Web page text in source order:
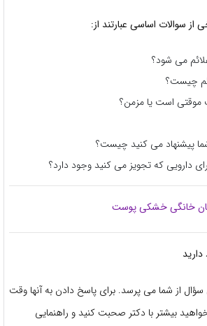
از سوالات اساسی عبارتند از:
می شود؟
چیست؟
موقتی است یا مزمن؟
پیشنهاد می کنید چیست؟
دارویی که تجویز می کنید وجود دارد؟
از شما می پرسد. برای پاسخ دادن به آنها وقت
بیشتر با دکتر صحبت کنید و راهنمایی